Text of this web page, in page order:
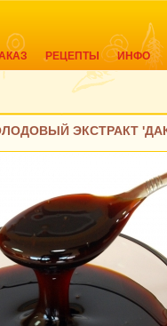
РЕЦЕПТЫ ИНФО
ЭКСТРАКТ